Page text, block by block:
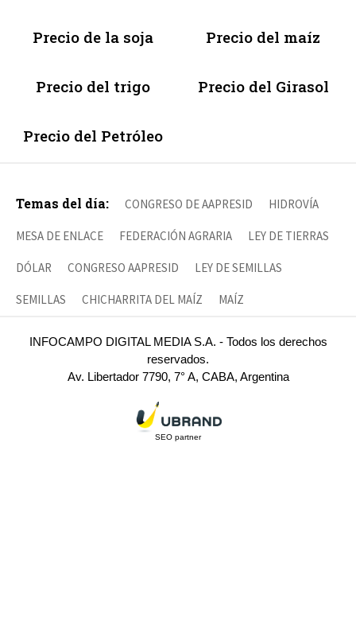
Precio de la soja Precio del maíz
Precio del trigo Precio del Girasol
Precio del Petróleo
Temas del día: CONGRESO DE AAPRESID HIDROVÍA
MESA DE ENLACE FEDERACIÓN AGRARIA LEY DE TIERRAS
DÓLAR CONGRESO AAPRESID LEY DE SEMILLAS
SEMILLAS CHICHARRITA DEL MAÍZ MAÍZ
INFOCAMPO DIGITAL MEDIA S.A. - Todos los derechos
reservados.
Av. Libertador 7790, 7° A, CABA, Argentina
SEO partner